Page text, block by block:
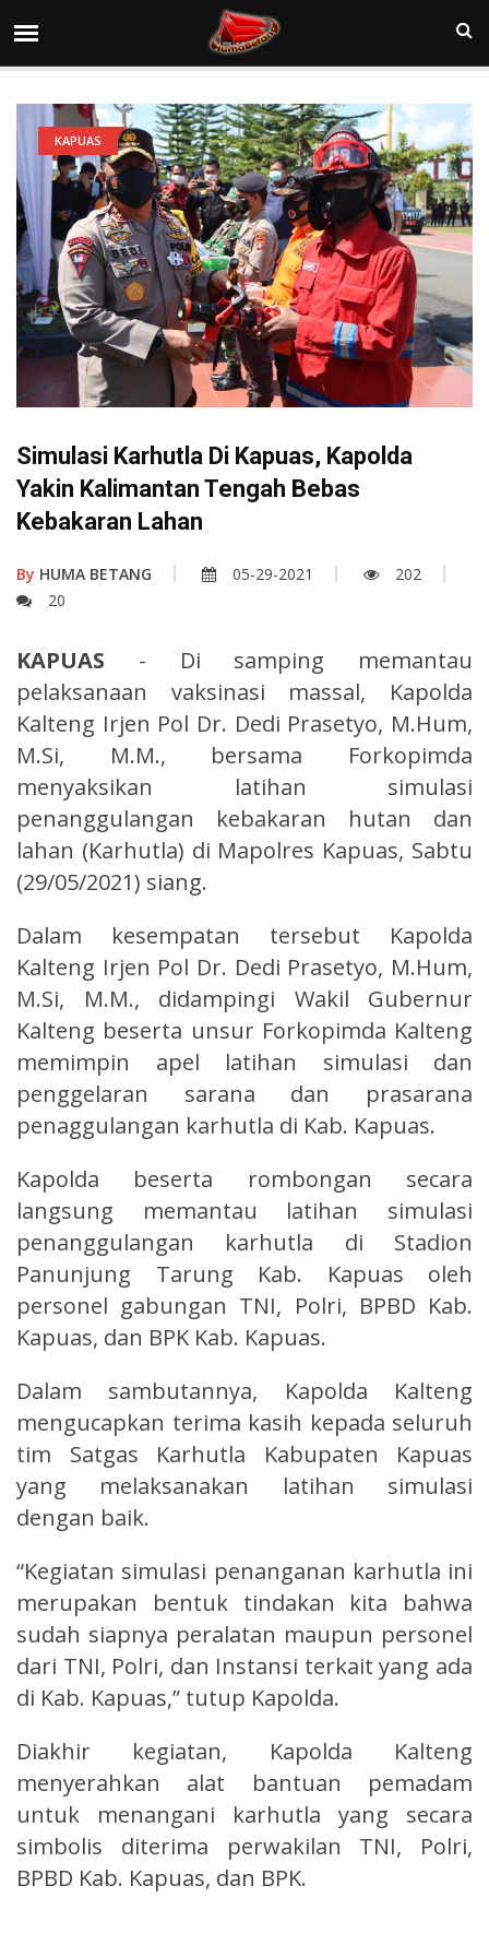
KAPUAS
Simulasi Karhutla Di Kapuas, Kapolda
Yakin Kalimantan Tengah Bebas
Kebakaran Lahan
By HUMA BETANG 05-29-2021
202
20
KAPUAS - Di samping memantau
pelaksanaan vaksinasi massal, Kapolda
Kalteng Irjen Pol Dr. Dedi Prasetyo, M.Hum,
M.Si, M.M., bersama Forkopimda
menyaksikan latihan simulasi
penanggulangan kebakaran hutan dan
lahan (Karhutla) di Mapolres Kapuas, Sabtu
(29/05/2021) siang.
Dalam kesempatan tersebut Kapolda
Kalteng Irjen Pol Dr. Dedi Prasetyo, M.Hum,
M.Si, M.M., didampingi Wakil Gubernur
Kalteng beserta unsur Forkopimda Kalteng
memimpin apel latihan simulasi dan
penggelaran sarana dan prasarana
penaggulangan karhutla di Kab. Kapuas.
Kapolda beserta rombongan secara
langsung memantau latihan simulasi
penanggulangan karhutla di Stadion
Panunjung Tarung Kab. Kapuas oleh
personel gabungan TNI, Polri, BPBD Kab.
Kapuas, dan BPK Kab. Kapuas.
Dalam sambutannya, Kapolda Kalteng
mengucapkan terima kasih kepada seluruh
tim Satgas Karhutla Kabupaten Kapuas
yang melaksanakan latihan simulasi
dengan baik.
“Kegiatan simulasi penanganan karhutla ini
merupakan bentuk tindakan kita bahwa
sudah siapnya peralatan maupun personel
dari TNI, Polri, dan Instansi terkait yang ada
di Kab. Kapuas,” tutup Kapolda.
Diakhir kegiatan, Kapolda Kalteng
menyerahkan alat bantuan pemadam
untuk menangani karhutla yang secara
simbolis diterima perwakilan TNI, Polri,
BPBD Kab. Kapuas, dan BPK.